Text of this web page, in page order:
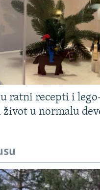
ratni recepti i
život u normalu